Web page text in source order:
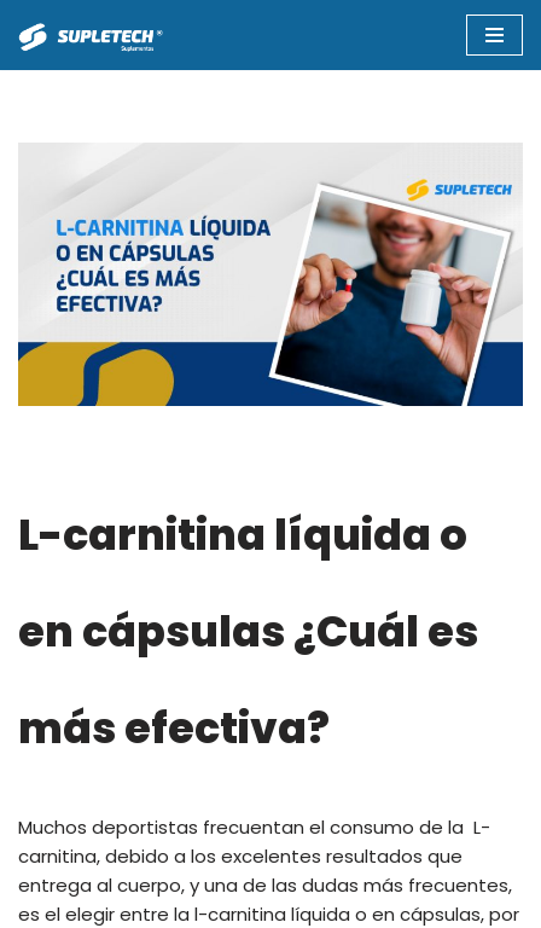
Saltar
L-carnitina líquida o
en cápsulas ¿Cuál es
más efectiva?
Muchos deportistas frecuentan el consumo de la L-
carnitina, debido a los excelentes resultados que
entrega al cuerpo, y una de las dudas más frecuentes,
es el elegir entre la l-carnitina líquida o en cápsulas, por